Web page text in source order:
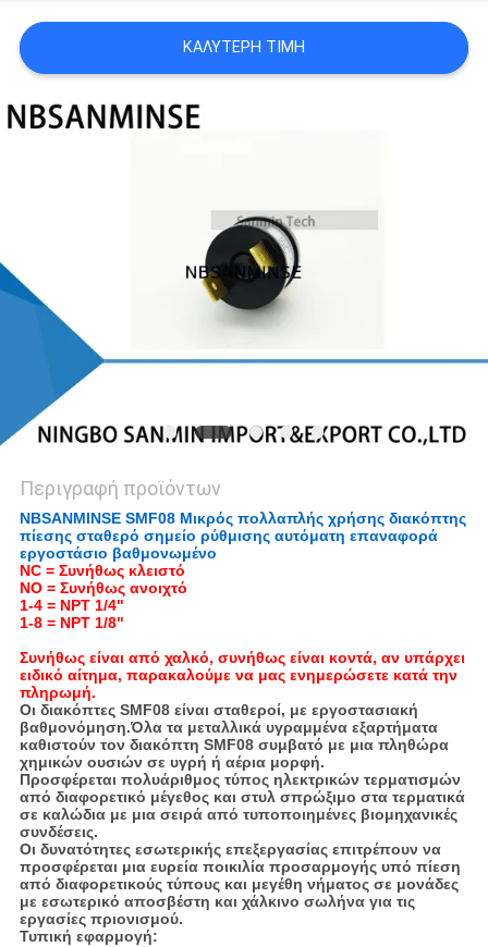
ΠΟΛΙΤΙΚΉ
ΑΠΟΡΡΉΤΟΥΚΑΛΎΤΕΡΗ ΤΙΜΉ
Περιγραφή προϊόντων
NBSANMINSE SMF08 Μικρός πολλαπλής χρήσης διακόπτης
πίεσης σταθερό σημείο ρύθμισης αυτόματη επαναφορά
εργοστάσιο βαθμονωμένο
NC = Συνήθως κλειστό
NO = Συνήθως ανοιχτό
1-4 = NPT 1/4"
1-8 = NPT 1/8"
Συνήθως είναι από χαλκό, συνήθως είναι κοντά, αν υπάρχει
ειδικό αίτημα, παρακαλούμε να μας ενημερώσετε κατά την
πληρωμή.
Οι διακόπτες SMF08 είναι σταθεροί, με εργοστασιακή
βαθμονόμηση.Όλα τα μεταλλικά υγραμμένα εξαρτήματα
καθιστούν τον διακόπτη SMF08 συμβατό με μια πληθώρα
χημικών ουσιών σε υγρή ή αέρια μορφή.
Προσφέρεται πολυάριθμος τύπος ηλεκτρικών τερματισμών
από διαφορετικό μέγεθος και στυλ σπρώξιμο στα τερματικά
σε καλώδια με μια σειρά από τυποποιημένες βιομηχανικές
συνδέσεις.
Οι δυνατότητες εσωτερικής επεξεργασίας επιτρέπουν να
προσφέρεται μια ευρεία ποικιλία προσαρμογής υπό πίεση
από διαφορετικούς τύπους και μεγέθη νήματος σε μονάδες
με εσωτερικό αποσβέστη και χάλκινο σωλήνα για τις
εργασίες πριονισμού.
Τυπική εφαρμογή: